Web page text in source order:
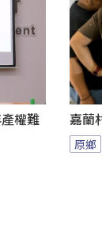
權難
嘉蘭
原鄉